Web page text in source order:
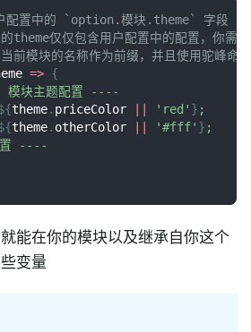
配置中的 `option.模块.theme` 字段
theme仅仅包含用户配置中的配置，你
前模块的名称作为前缀，并且使用驼峰命名
=> {
块主题配置 ----
theme. priceColor 'red' } ;
theme. otherColor '#fff' } ;
----
能在你的模块以及继承自你这个
变量